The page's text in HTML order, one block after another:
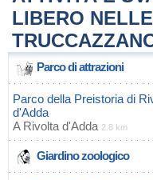
LIBERO
Parco di attrazioni
Parco della Preistoria di
d'Adda
A Rivolta d'Adda 2.8 km
Giardino zoologico